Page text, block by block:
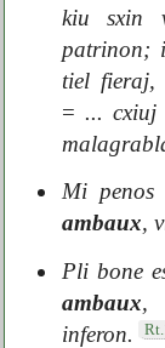
kiu sxin
patrinon;
tiel fieraj,
= ... cxiuj
Mi
ambaux,
Pli bone
ambaux,
inferon.